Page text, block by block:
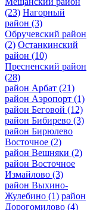
(23) Нагорный
район (3)
Обручевский район
(2) Останкинский
район (10)
Пресненский район
(28)
район Арбат (21)
район Аэропорт (1)
район Беговой (12)
район Бибирево (3)
район Бирюлево
Восточное (2)
район Вешняки (2)
район Восточное
Измайлово (3)
район Выхино-
Жулебино (1) район
Дорогомилово (4)